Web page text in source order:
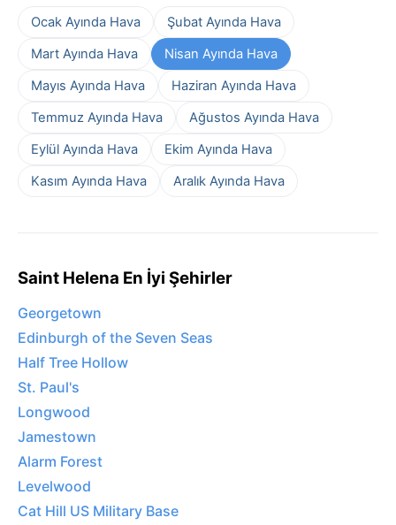
Ocak Ayında Hava
Şubat Ayında Hava
Mart Ayında Hava
Nisan Ayında Hava
Mayıs Ayında Hava
Haziran Ayında Hava
Temmuz Ayında Hava
Ağustos Ayında Hava
Eylül Ayında Hava
Ekim Ayında Hava
Kasım Ayında Hava
Aralık Ayında Hava
Saint Helena En İyi Şehirler
Georgetown
Edinburgh of the Seven Seas
Half Tree Hollow
St. Paul's
Longwood
Jamestown
Alarm Forest
Levelwood
Cat Hill US Military Base